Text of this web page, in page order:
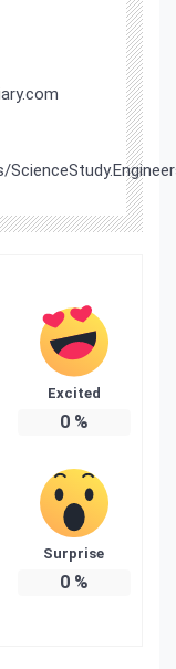
Excited
0%
Surprise
0%